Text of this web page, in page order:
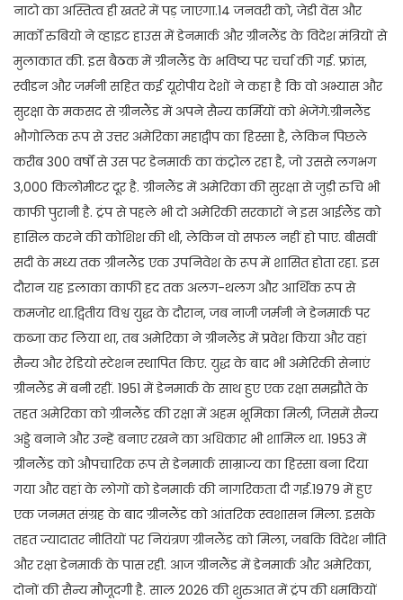
नाटो का अस्तित्व ही खतरे में पड़ जाएगा.14 जनवरी को, जेडी वेंस और
मार्को रुबियो ने व्हाइट हाउस में डेनमार्क और ग्रीनलैंड के विदेश मंत्रियों से
मुलाकात की. इस बैठक में ग्रीनलैंड के भविष्य पर चर्चा की गई. फ्रांस,
स्वीडन और जर्मनी सहित कई यूरोपीय देशों ने कहा है कि वो अभ्यास और
सुरक्षा के मकसद से ग्रीनलैंड में अपने सैन्य कर्मियों को भेजेंगे.ग्रीनलैंड
भौगोलिक रूप से उत्तर अमेरिका महाद्वीप का हिस्सा है, लेकिन पिछले
करीब 300 वर्षों से उस पर डेनमार्क का कंट्रोल रहा है, जो उससे लगभग
3,000 किलोमीटर दूर है. ग्रीनलैंड में अमेरिका की सुरक्षा से जुड़ी रुचि भी
काफी पुरानी है. ट्रंप से पहले भी दो अमेरिकी सरकारों ने इस आईलैंड को
हासिल करने की कोशिश की थी, लेकिन वो सफल नहीं हो पाए. बीसवीं
सदी के मध्य तक ग्रीनलैंड एक उपनिवेश के रूप में शासित होता रहा. इस
दौरान यह इलाका काफी हद तक अलग-थलग और आर्थिक रूप से
कमजोर था.द्वितीय विश्व युद्ध के दौरान, जब नाजी जर्मनी ने डेनमार्क पर
कब्जा कर लिया था, तब अमेरिका ने ग्रीनलैंड में प्रवेश किया और वहां
सैन्य और रेडियो स्टेशन स्थापित किए. युद्ध के बाद भी अमेरिकी सेनाएं
ग्रीनलैंड में बनी रहीं. 1951 में डेनमार्क के साथ हुए एक रक्षा समझौते के
तहत अमेरिका को ग्रीनलैंड की रक्षा में अहम भूमिका मिली, जिसमें सैन्य
अड्डे बनाने और उन्हें बनाए रखने का अधिकार भी शामिल था. 1953 में
ग्रीनलैंड को औपचारिक रूप से डेनमार्क साम्राज्य का हिस्सा बना दिया
गया और वहां के लोगों को डेनमार्क की नागरिकता दी गई.1979 में हुए
एक जनमत संग्रह के बाद ग्रीनलैंड को आंतरिक स्वशासन मिला. इसके
तहत ज्यादातर नीतियों पर नियंत्रण ग्रीनलैंड को मिला, जबकि विदेश नीति
और रक्षा डेनमार्क के पास रही. आज ग्रीनलैंड में डेनमार्क और अमेरिका,
दोनों की सैन्य मौजूदगी है. साल 2026 की शुरुआत में ट्रंप की धमकियों